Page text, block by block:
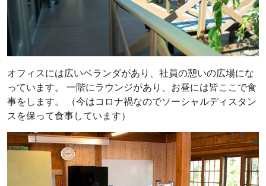
オフィスには広いベランダがあり、社員の憩いの広場にな
っています。 一階にラウンジがあり、お昼には皆ここで食
事をします。 （今はコロナ禍なのでソーシャルディスタン
スを保って食事しています）